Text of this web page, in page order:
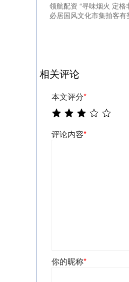
领航配资 “寻味烟火 定格
必居国风文化市集拍客有
相关评论
本文评分*
评论内容*
你的昵称*